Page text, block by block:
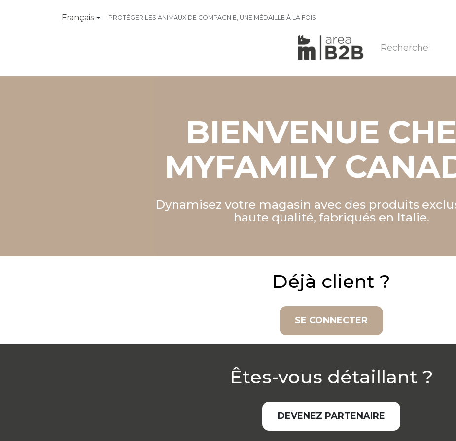
Français PROTÉGER LES ANIMAUX DE COMPAGNIE, UNE MÉDAILLE À LA FOIS
BIENVENUE
MYFAMILY
Dynamisez votre magasin avec des produits
haute qualité, fabriqués en Italie.
Déjà client ?
SE CONNECTER
Êtes-vous détaillant ?
DEVENEZ PARTENAIRE